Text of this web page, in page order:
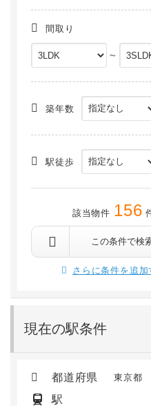
間取り
～
築年数
駅徒歩
該当物件 156
この条件で検
さらに条件を追加
現在の駅条件
都道府県 東京都
駅
「ＪＲ京浜東北・根岸線 田
田町 徒歩12分三田 徒歩12
26.9万円/ 1.5万円
7階 /1989年02月